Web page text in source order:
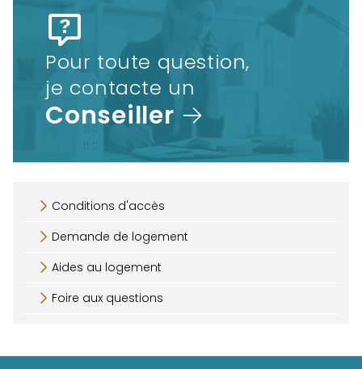
Pour toute question,
je contacte un
Conseiller
Conditions d'accès
Demande de logement
Aides au logement
Foire aux questions